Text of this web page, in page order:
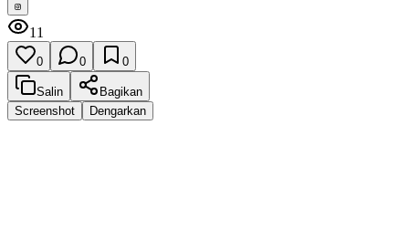
11
0 0 0
Salin
Bagikan
Screenshot
Dengarkan